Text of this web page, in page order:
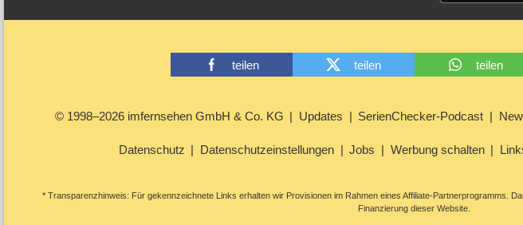
teilen teilen teilen
© 1998–2026 imfernsehen GmbH & Co. KG Updates SerienChecker-Podcast
Datenschutz Datenschutzeinstellungen Jobs Werbung schalten
* Transparenzhinweis: Für gekennzeichnete Links erhalten wir Provisionen im Rahmen eines Affiliate-Partnerprogramms.
Finanzierung dieser Website.